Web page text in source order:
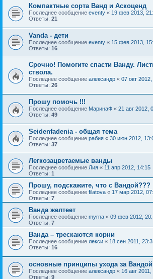
Компактные сорта Ванд и Аскоценд
Последнее сообщение eventy « 19 фев 2013,
Ответы: 21
Vanda - дети
Последнее сообщение eventy « 15 фев 2013,
Ответы: 16
Срочно! Помогите спасти Ванду.
ствола.
Последнее сообщение александр « 07 окт
Ответы: 26
Прошу помочь !!!
Последнее сообщение МаринаФ « 21 авг 2012,
Ответы: 49
Seidenfadenia - общая тема
Последнее сообщение рабия « 30 июн 2012,
Ответы: 37
Легкозацветаемые ванды
Последнее сообщение Лия « 11 апр 2012, 14:15
Ответы: 1
Прошу, подскажите, что с Вандой???
Последнее сообщение filatova « 17 мар 2012,
Ответы: 7
Ванда желтеет
Последнее сообщение myrna « 09 фев 2012,
Ответы: 7
Ванда – трескаются корни
Последнее сообщение лекси « 18 сен 2011,
Ответы: 16
основные принципы ухода за Вандой
Последнее сообщение александр « 16 авг
Ответы: 9